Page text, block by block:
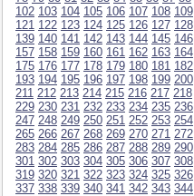
102 103 104 105 106 107 108 109
121 122 123 124 125 126 127 128
139 140 141 142 143 144 145 146
157 158 159 160 161 162 163 164
175 176 177 178 179 180 181 182
193 194 195 196 197 198 199 200
211 212 213 214 215 216 217 218
229 230 231 232 233 234 235 236
247 248 249 250 251 252 253 254
265 266 267 268 269 270 271 272
283 284 285 286 287 288 289 290
301 302 303 304 305 306 307 308
319 320 321 322 323 324 325 326
337 338 339 340 341 342 343 344